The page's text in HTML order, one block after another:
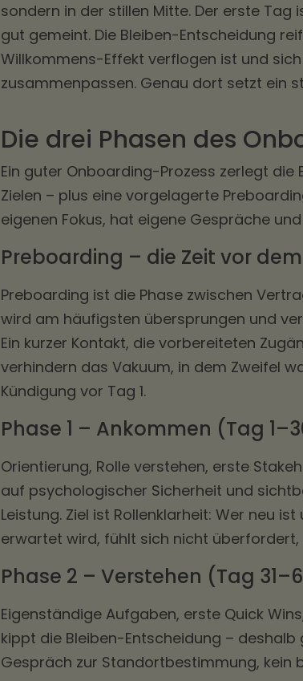
sondern in der stillen Mitte. Der erste
gut gemeint. Die Bleiben-Entscheidung
Willkommens-Effekt verflogen ist und
zusammenpassen. Genau dort setzt ein
Die drei Phasen des
Ein guter Onboarding-Prozess zerlegt die
Zielen – plus eine vorgelagerte
eigenen Fokus, hat eigene Gespräche
Preboarding – die Zeit vor
Preboarding ist die Phase zwischen
wird am häufigsten übersprungen und
Ein kurzer Kontakt, die vorbereiteten
verhindern das Vakuum, in dem Zweifel
Kündigung vor Tag 1.
Phase 1 – Ankommen (Tag
Orientierung, Rolle verstehen, erste
auf psychologischer Sicherheit und
Leistung. Ziel ist Rollenklarheit: Wer neu
erwartet wird, fühlt sich nicht überfordert,
Phase 2 – Verstehen (Tag
Eigenständige Aufgaben, erste Quick
kippt die Bleiben-Entscheidung –
Gespräch zur Standortbestimmung, kein